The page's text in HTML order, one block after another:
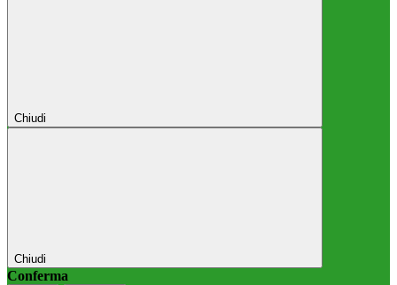
Chiudi
Chiudi
Conferma